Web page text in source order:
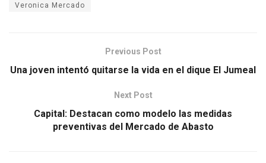
Veronica Mercado
Previous Post
Una joven intentó quitarse la vida en el dique El Jumeal
Next Post
Capital: Destacan como modelo las medidas
preventivas del Mercado de Abasto